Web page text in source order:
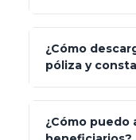
¿Cómo
póliza y
"Mis
¿Cómo puedo